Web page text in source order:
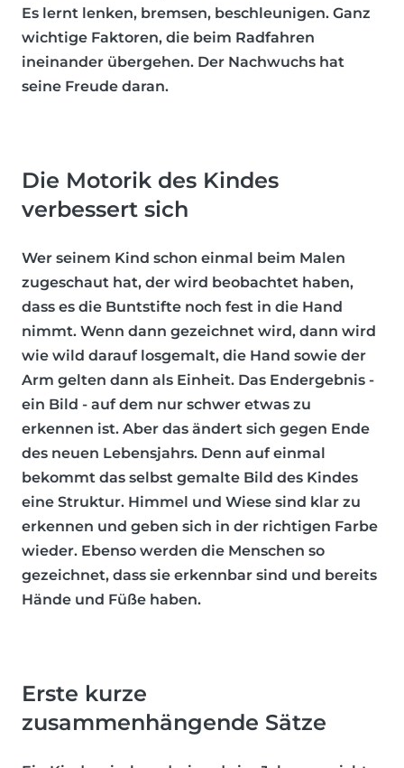
Es lernt lenken, bremsen, beschleunigen. Ganz
wichtige Faktoren, die beim Radfahren
ineinander übergehen. Der Nachwuchs hat
seine Freude daran.
Die Motorik des Kindes
verbessert sich
Wer seinem Kind schon einmal beim Malen
zugeschaut hat, der wird beobachtet haben,
dass es die Buntstifte noch fest in die Hand
nimmt. Wenn dann gezeichnet wird, dann wird
wie wild darauf losgemalt, die Hand sowie der
Arm gelten dann als Einheit. Das Endergebnis -
ein Bild - auf dem nur schwer etwas zu
erkennen ist. Aber das ändert sich gegen Ende
des neuen Lebensjahrs. Denn auf einmal
bekommt das selbst gemalte Bild des Kindes
eine Struktur. Himmel und Wiese sind klar zu
erkennen und geben sich in der richtigen Farbe
wieder. Ebenso werden die Menschen so
gezeichnet, dass sie erkennbar sind und bereits
Hände und Füße haben.
Erste kurze
zusammenhängende Sätze